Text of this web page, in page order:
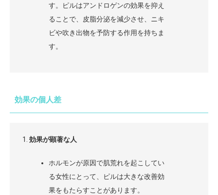
す。ピルはアンドロゲンの効果を抑え
ることで、皮脂分泌を減少させ、ニキ
ビや吹き出物を予防する作用を持ちま
す。
効果の個人差
効果が顕著な人
ホルモンが原因で肌荒れを起こしてい
る女性にとって、ピルは大きな改善効
果をもたらすことがあります。